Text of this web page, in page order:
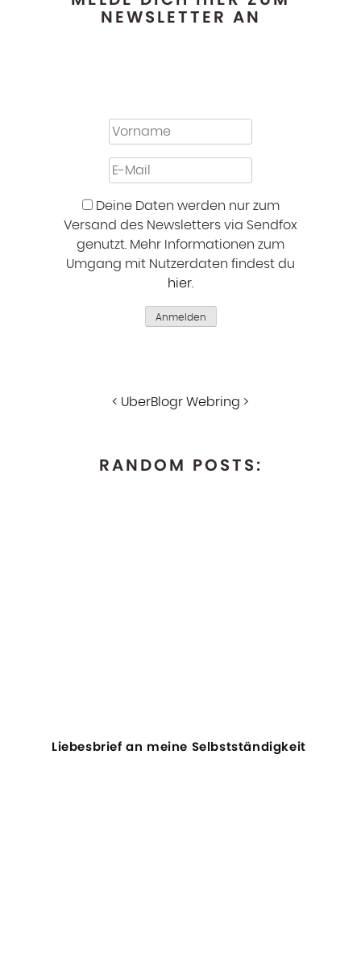
NEWSLETTER AN
Deine Daten werden nur zum
Versand des Newsletters via Sendfox
genutzt. Mehr Informationen zum
Umgang mit Nutzerdaten findest du
hier
Anmelden
< UberBlogr Webring >
RANDOM POSTS:
Liebesbrief an meine Selbstständigkeit